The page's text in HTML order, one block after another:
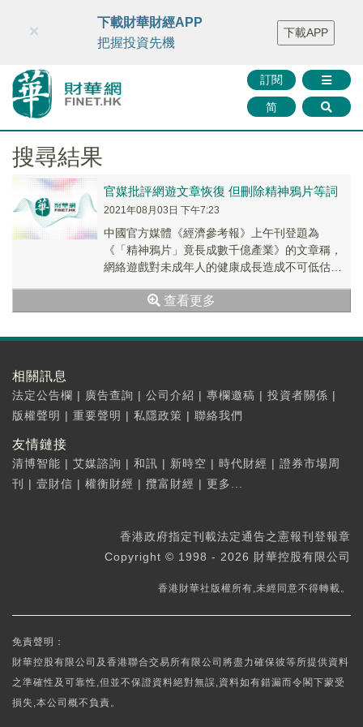
財華智庫網 FINTV FINMETA 財華證券 媒體矩陣
智庫沙龍
聯絡我們
訂閱
简
×
下載財華財經APP
把握投資先機
下載APP
搜尋結果
官媒批評網遊文章恢復 但刪除精神鴉片等詞
2021年08月03日 下午7:23
中國官方媒體《經濟參考報》上午刊登題為
《「精神鴉片」竟長成數千億產業》的文章稱，
網絡遊戲對未成年人的健康成長造成不可低估的
「精神鴉片」「電子毒品」指代。
查看更多
相關訊息
法定公告欄 | 廣告查詢 | 公司介紹 | 專欄邀稿 | 投資者關係 |
版權聲明 | 重要聲明 | 私隱政策 | 聯絡我們
友情鏈接
清博智能 | 艾媒諮詢 | 和訊 | 新時空 | 時代財經 | 證券市場周
刊
| 壹財信 | 權衡財經 | 攬富財經 | 更多...
香港政府指定刊載法定通告之憲報刊登報章
Copyright © 1998 - 2026 財華控股有限公司
香港財華社版權所有,未經同意不得轉載。
免責聲明：
財華控股有限公司及香港聯合交易所有限公司將盡力確保彼等所提供資料
之準確性及可靠性,但並不保證資料絕對無誤,資料如有錯漏而令閣下蒙受
損失,本公司概不負責。